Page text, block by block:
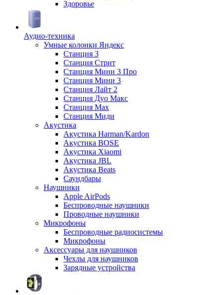
Здоровье
Аудио-техника
Умные колонки Яндекс
Станция 3
Станция Стрит
Станция Мини 3 Про
Станция Мини 3
Станция Лайт 2
Станция Дуо Макс
Станция Max
Станция Миди
Акустика
Акустика Harman/Kardon
Акустика BOSE
Акустика Xiaomi
Акустика JBL
Акустика Beats
Саундбары
Наушники
Apple AirPods
Беспроводные наушники
Проводные наушники
Микрофоны
Беспроводные радиосистемы
Микрофоны
Аксессуары для наушников
Чехлы для наушников
Зарядные устройства